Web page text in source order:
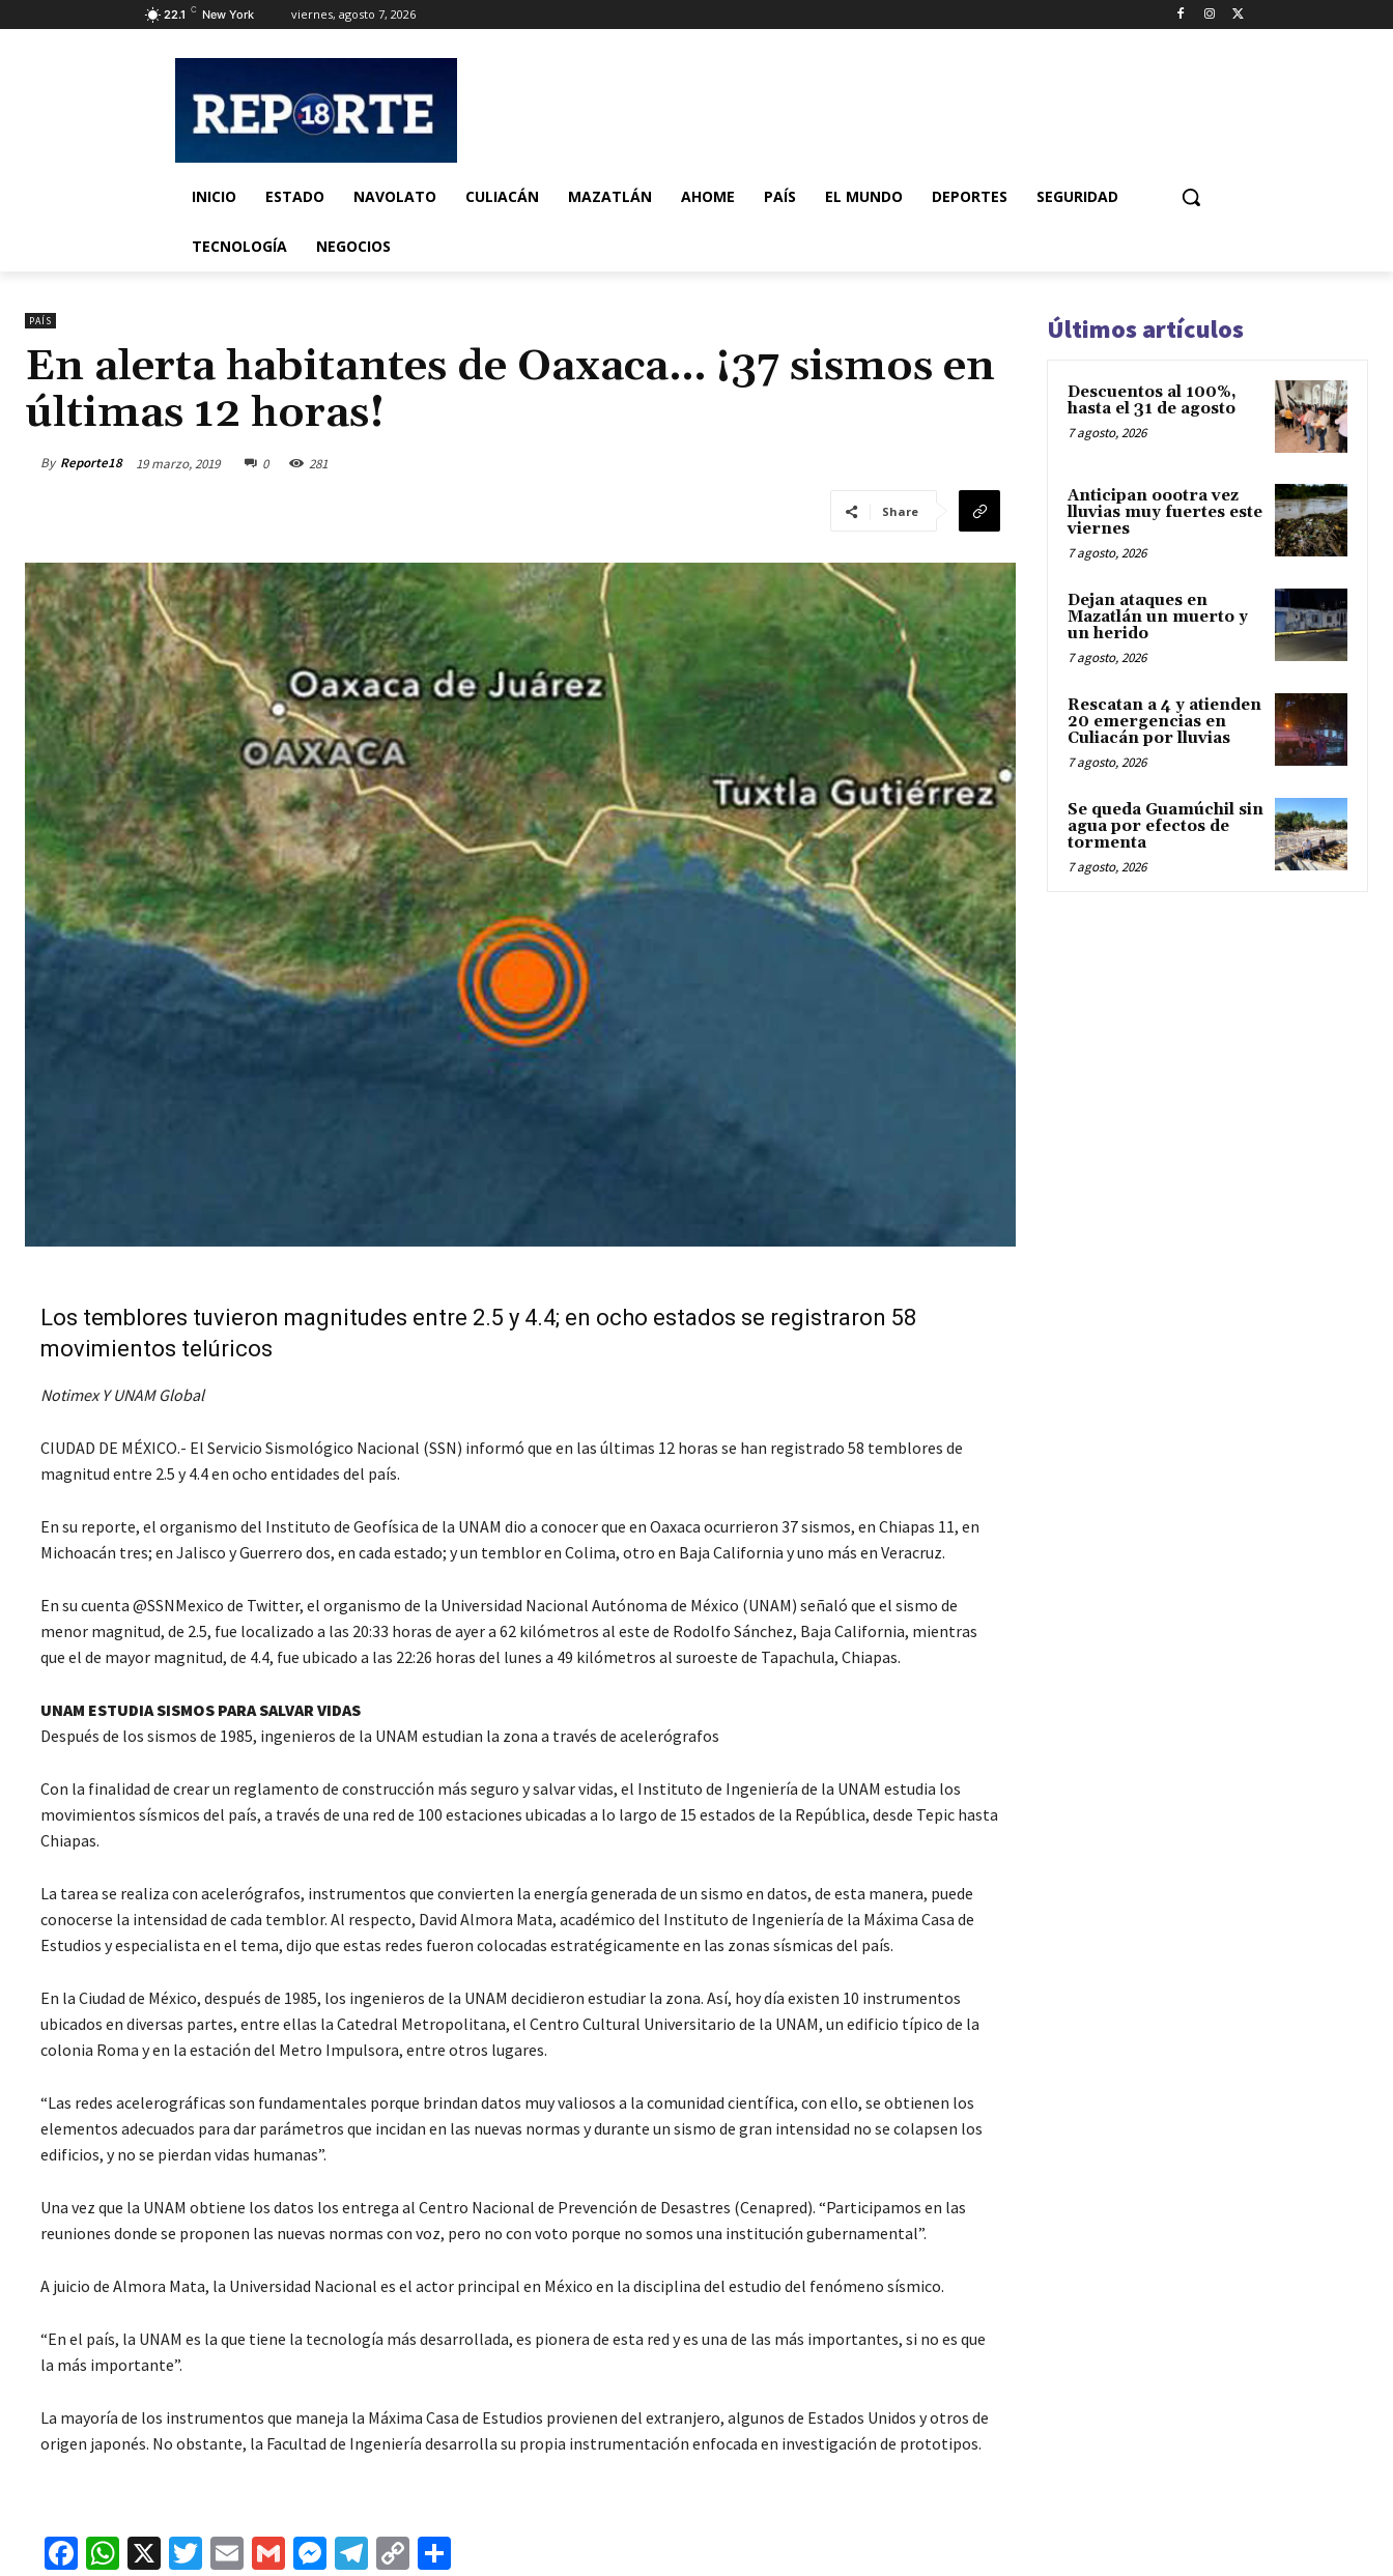
22.1 C New York viernes, agosto 7, 2026
INICIO ESTADO NAVOLATO CULIACÁN MAZATLÁN AHOME PAÍS EL MUNDO DEPORTES SEGURIDAD
TECNOLOGÍA NEGOCIOS
PAÍS
En alerta habitantes de Oaxaca… ¡37 sismos en
últimas 12 horas!
By Reporte18 19 marzo, 2019 0 281
Share
Los temblores tuvieron magnitudes entre 2.5 y 4.4; en ocho estados se registraron 58
movimientos telúricos
Notimex Y UNAM Global
CIUDAD DE MÉXICO.- El Servicio Sismológico Nacional (SSN) informó que en las últimas 12 horas se han registrado 58 temblores de
magnitud entre 2.5 y 4.4 en ocho entidades del país.
En su reporte, el organismo del Instituto de Geofísica de la UNAM dio a conocer que en Oaxaca ocurrieron 37 sismos, en Chiapas 11, en
Michoacán tres; en Jalisco y Guerrero dos, en cada estado; y un temblor en Colima, otro en Baja California y uno más en Veracruz.
En su cuenta @SSNMexico de Twitter, el organismo de la Universidad Nacional Autónoma de México (UNAM) señaló que el sismo de
menor magnitud, de 2.5, fue localizado a las 20:33 horas de ayer a 62 kilómetros al este de Rodolfo Sánchez, Baja California, mientras
que el de mayor magnitud, de 4.4, fue ubicado a las 22:26 horas del lunes a 49 kilómetros al suroeste de Tapachula, Chiapas.
UNAM ESTUDIA SISMOS PARA SALVAR VIDAS
Después de los sismos de 1985, ingenieros de la UNAM estudian la zona a través de acelerógrafos
Con la finalidad de crear un reglamento de construcción más seguro y salvar vidas, el Instituto de Ingeniería de la UNAM estudia los
movimientos sísmicos del país, a través de una red de 100 estaciones ubicadas a lo largo de 15 estados de la República, desde Tepic hasta
Chiapas.
La tarea se realiza con acelerógrafos, instrumentos que convierten la energía generada de un sismo en datos, de esta manera, puede
conocerse la intensidad de cada temblor. Al respecto, David Almora Mata, académico del Instituto de Ingeniería de la Máxima Casa de
Estudios y especialista en el tema, dijo que estas redes fueron colocadas estratégicamente en las zonas sísmicas del país.
En la Ciudad de México, después de 1985, los ingenieros de la UNAM decidieron estudiar la zona. Así, hoy día existen 10 instrumentos
ubicados en diversas partes, entre ellas la Catedral Metropolitana, el Centro Cultural Universitario de la UNAM, un edificio típico de la
colonia Roma y en la estación del Metro Impulsora, entre otros lugares.
“Las redes acelerográficas son fundamentales porque brindan datos muy valiosos a la comunidad científica, con ello, se obtienen los
elementos adecuados para dar parámetros que incidan en las nuevas normas y durante un sismo de gran intensidad no se colapsen los
edificios, y no se pierdan vidas humanas”.
Una vez que la UNAM obtiene los datos los entrega al Centro Nacional de Prevención de Desastres (Cenapred). “Participamos en las
reuniones donde se proponen las nuevas normas con voz, pero no con voto porque no somos una institución gubernamental”.
A juicio de Almora Mata, la Universidad Nacional es el actor principal en México en la disciplina del estudio del fenómeno sísmico.
“En el país, la UNAM es la que tiene la tecnología más desarrollada, es pionera de esta red y es una de las más importantes, si no es que
la más importante”.
La mayoría de los instrumentos que maneja la Máxima Casa de Estudios provienen del extranjero, algunos de Estados Unidos y otros de
origen japonés. No obstante, la Facultad de Ingeniería desarrolla su propia instrumentación enfocada en investigación de prototipos.
Fa W X
T
E
G
M Te C
Últimos artículos
Descuentos al 100%,
hasta el 31 de agosto
7 agosto, 2026
Anticipan oootra vez
lluvias muy fuertes este
viernes
7 agosto, 2026
Dejan ataques en
Mazatlán un muerto y
un herido
7 agosto, 2026
Rescatan a 4 y atienden
20 emergencias en
Culiacán por lluvias
7 agosto, 2026
Se queda Guamúchil sin
agua por efectos de
tormenta
7 agosto, 2026